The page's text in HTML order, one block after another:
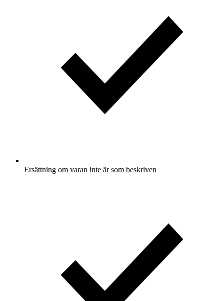
Ersättning om varan inte är som beskriven